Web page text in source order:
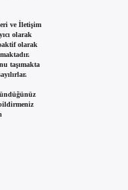
ve İletişim
olarak
olarak
taşımakta